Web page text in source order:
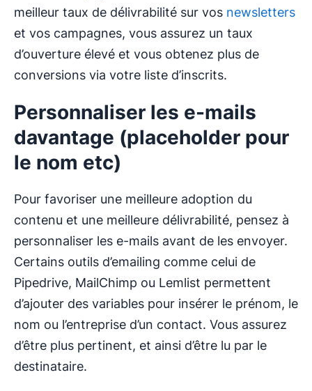
meilleur taux de délivrabilité sur vos newsletters
et vos campagnes, vous assurez un taux
d’ouverture élevé et vous obtenez plus de
conversions via votre liste d’inscrits.
Personnaliser les e-mails
davantage (placeholder pour
le nom etc)
Pour favoriser une meilleure adoption du
contenu et une meilleure délivrabilité, pensez à
personnaliser les e-mails avant de les envoyer.
Certains outils d’emailing comme celui de
Pipedrive, MailChimp ou Lemlist permettent
d’ajouter des variables pour insérer le prénom, le
nom ou l’entreprise d’un contact. Vous assurez
d’être plus pertinent, et ainsi d’être lu par le
destinataire.